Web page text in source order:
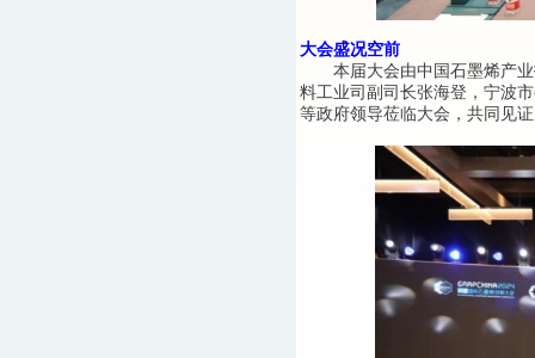
大会盛况空前
本届大会由中国石墨烯产业
料工业司副司长张海登，宁波
等政府领导莅临大会，共同见